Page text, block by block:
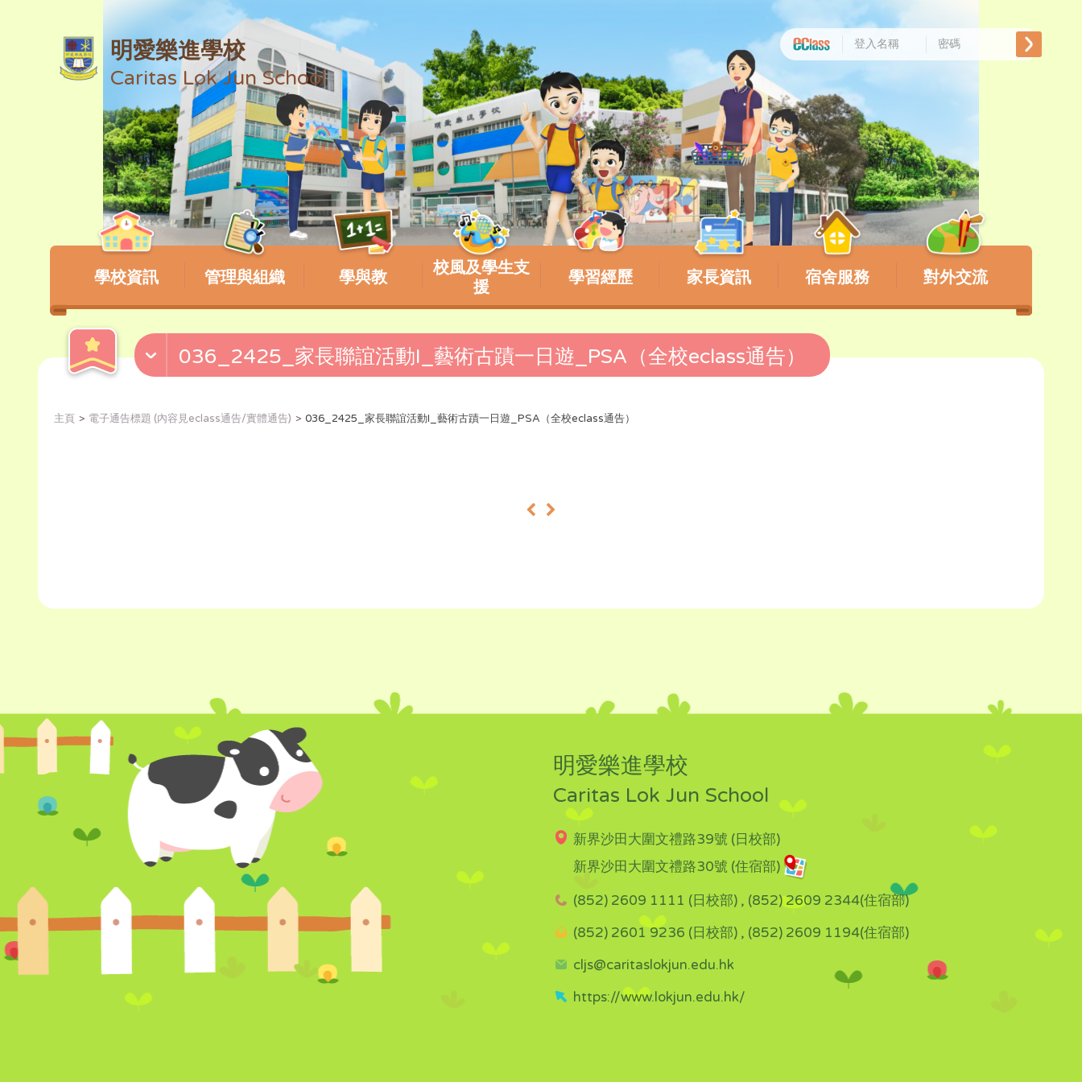
明愛樂進學校
Caritas Lok Jun School
學校資訊 管理與組織 學與教
校風及學生支
援
學習經歷 家長資訊 宿舍服務 對外交流
036_2425_家長聯誼活動I_藝術古蹟一日遊_PSA（全校eclass通告）
主頁 電子通告標題 (內容見eclass通告/實體通告) 036_2425_家長聯誼活動I_藝術古蹟一日遊_PSA（全校eclass通告）
« »
明愛樂進學校
Caritas Lok Jun School
新界沙田大圍文禮路39號 (日校部)
新界沙田大圍文禮路30號 (住宿部)
(852) 2609 1111 (日校部) , (852) 2609 2344(住宿部)
(852) 2601 9236 (日校部) , (852) 2609 1194(住宿部)
cljs@caritaslokjun.edu.hk
https://www.lokjun.edu.hk/